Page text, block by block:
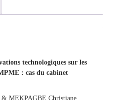
technologiques sur les
: cas du cabinet
MEKPAGBE Christiane